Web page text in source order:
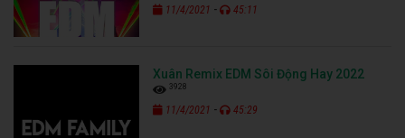
11/4/2021 - 45:11
Xuân Remix EDM Sôi Động Hay 2022
3928
11/4/2021 - 45:29